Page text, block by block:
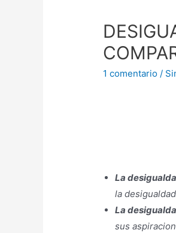
1 comentario /
La
la
La
sus